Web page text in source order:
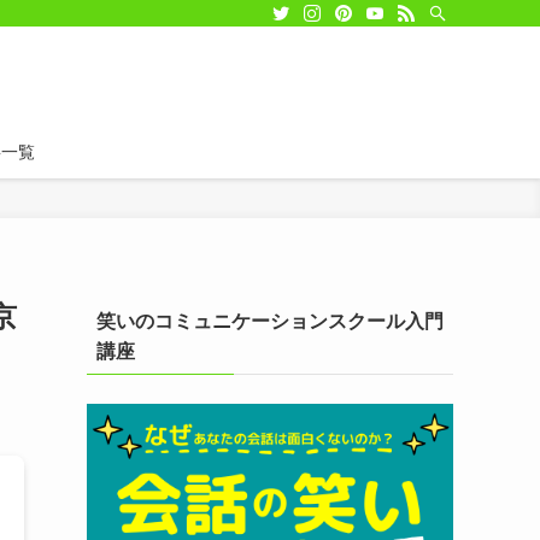
覧
笑いのコミュニケーションスクール入門
講座